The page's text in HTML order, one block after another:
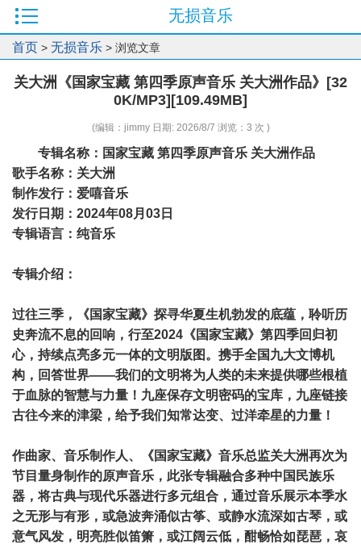
无损音乐
首页 > 无损音乐 > 浏览文章
关大洲《国家宝藏 第四季原声音乐 关大洲作品》[32
0K/MP3][109.49MB]
(编辑：jimmy 日期: 2026/8/7 浏览：3 次 )
专辑名称：国家宝藏 第四季原声音乐 关大洲作品
歌手名称：关大洲
制作发行：爱嘻音乐
发行日期：2024年08月03日
专辑语言：纯音乐
专辑介绍：
过往三季，《国家宝藏》探寻华夏生机勃发的底蕴，聆听历
史奔流不息的回响，行至2024《国家宝藏》第四季回归初
心，持续点亮多元一体的文明版图。携手全国九大文博机
构，回答世界——我们的文明将为人类的未来提供哪些根植
于血脉的智慧与力量！九座保存文明密码的宝库，九座链接
古往今来的津梁，给予我们知常达变、过洋牵星的力量！
作曲家、音乐制作人、《国家宝藏》音乐总监关大洲再次为
节目量身制作的原声音乐，此张专辑融合多种中国民族乐
器，将古典与现代乐器进行多元组合，通过音乐展示本季水
之无形与有形，或急波奔涌似古筝、或静水流深如古琴，或
意气风发，明亮胜似笛箫，或江阔云低，酣畅恰如琵琶，哀